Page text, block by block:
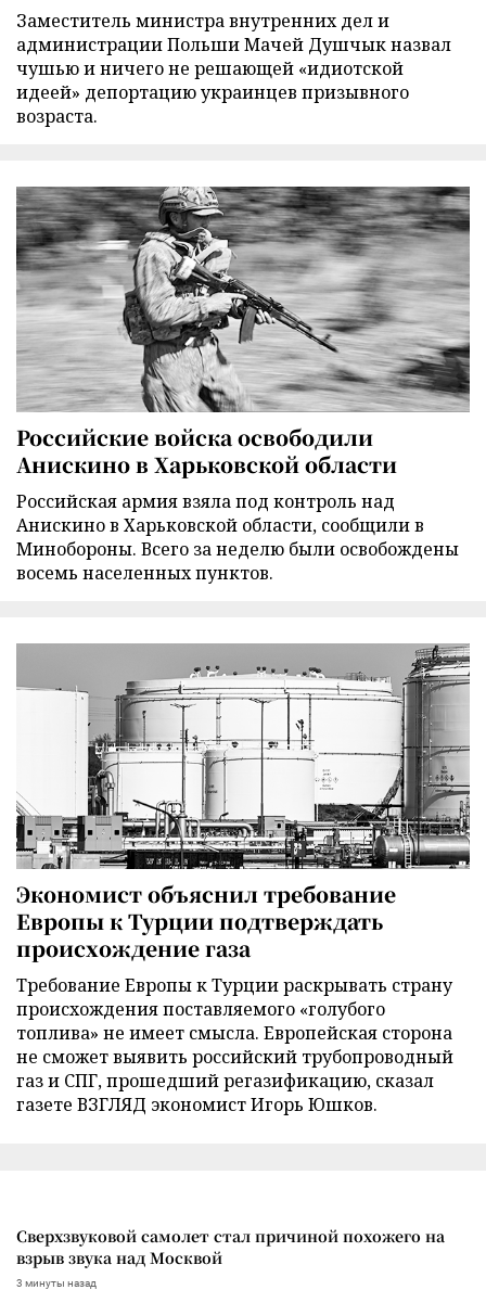
Заместитель министра внутренних дел и
администрации Польши Мачей Душчык назвал
чушью и ничего не решающей «идиотской
идеей» депортацию украинцев призывного
возраста.
Российские войска освободили
Анискино в Харьковской области
Российская армия взяла под контроль над
Анискино в Харьковской области, сообщили в
Минобороны. Всего за неделю были освобождены
восемь населенных пунктов.
Экономист объяснил требование
Европы к Турции подтверждать
происхождение газа
Требование Европы к Турции раскрывать страну
происхождения поставляемого «голубого
топлива» не имеет смысла. Европейская сторона
не сможет выявить российский трубопроводный
газ и СПГ, прошедший регазификацию, сказал
газете ВЗГЛЯД экономист Игорь Юшков.
Сверхзвуковой самолет стал причиной похожего на
взрыв звука над Москвой
3 минуты назад